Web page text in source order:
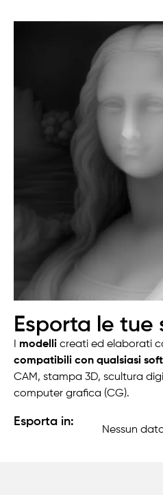
Esporta le tue
modelli creati ed elaborati
compatibili con qualsiasi
CAM, stampa 3D, scultura
computer grafica (CG).
Esporta in:
Nessun